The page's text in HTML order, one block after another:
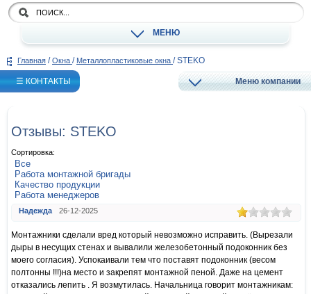
МЕНЮ
Главная / Окна / Металлопластиковые окна / STEKO
☰ КОНТАКТЫ Меню компании
Отзывы: STEKO
Сортировка:
Все
Работа монтажной бригады
Качество продукции
Работа менеджеров
Надежда 26-12-2025
Монтажники сделали вред который невозможно исправить. (Вырезали
дыры в несущих стенах и вывалили железобетонный подоконник без
моего согласия). Успокаивали тем что поставят подоконник (весом
полтонны !!!)на место и закрепят монтажной пеной. Даже на цемент
отказались лепить . Я возмутилась. Начальница говорит монтажникам: